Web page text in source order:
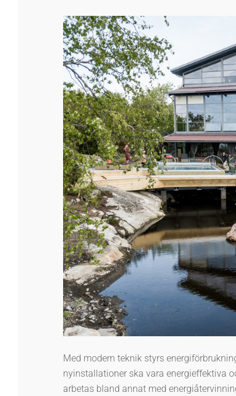
Med modern teknik styrs
nyinstallationer ska vara energieffektiva
arbetas bland annat med